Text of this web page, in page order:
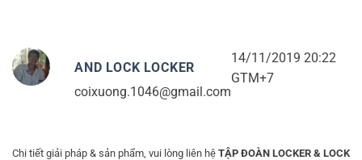
AND LOCK LOCKER
coixuong.1046@gmail.com
14/11/2019 20:22
GTM+7
Chi tiết giải pháp & sản phẩm, vui lòng liên hệ TẬP ĐOÀN LOCKER & LOCK